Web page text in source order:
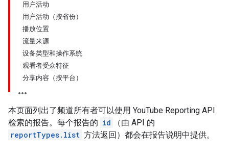
用户活动
用户活动（按省份）
播放位置
流量来源
设备类型和操作系统
观看者受众特征
分享内容（按平台）
本页面列出了频道所有者可以使用 YouTube Reporting API
检索的报告。每个报告的 id
（由 API 的
reportTypes.list 方法返回）都会在报告说明中提供。